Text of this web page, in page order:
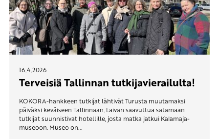
16.4.2026
Terveisiä Tallinnan tutkijavierailulta!
KOKORA-hankkeen tutkijat lähtivät Turusta muutamaksi
päiväksi keväiseen Tallinnaan. Laivan saavuttua satamaan
tutkijat suunnistivat hotellille, josta matka jatkui Kalamaja-
museoon. Museo on...